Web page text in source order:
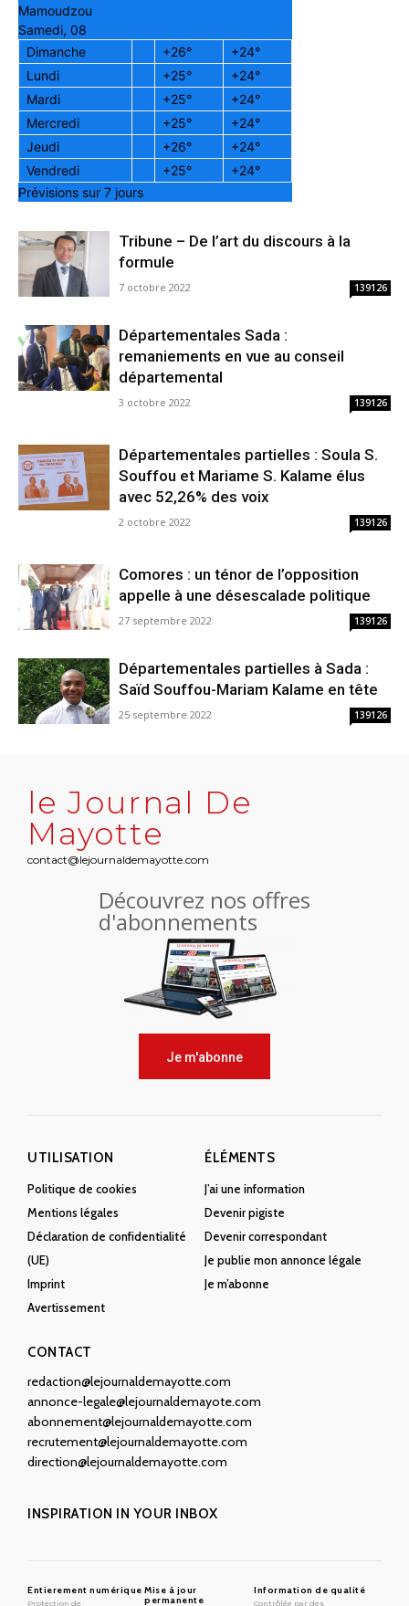
Mamoudzou
Samedi, 08
Dimanche
+26° +24°
Lundi
+25° +24°
Mardi
+25° +24°
Mercredi
+25° +24°
Jeudi
+26° +24°
Vendredi
+25° +24°
Prévisions sur 7 jours
Tribune – De l’art du discours à la
formule
7 octobre 2022 139126
Départementales Sada :
remaniements en vue au conseil
départemental
3 octobre 2022 139126
Départementales partielles : Soula S.
Souffou et Mariame S. Kalame élus
avec 52,26% des voix
2 octobre 2022 139126
Comores : un ténor de l’opposition
appelle à une désescalade politique
27 septembre 2022 139126
Départementales partielles à Sada :
Saïd Souffou-Mariam Kalame en tête
25 septembre 2022 139126
le Journal De
Mayotte
contact@lejournaldemayotte.com
Découvrez nos offres
d'abonnements
Je m'abonne
UTILISATION
Politique de cookies
Mentions légales
Déclaration de confidentialité
(UE)
Imprint
Avertissement
ÉLÉMENTS
J’ai une information
Devenir pigiste
Devenir correspondant
Je publie mon annonce légale
Je m’abonne
CONTACT
redaction@lejournaldemayotte.com
annonce-legale@lejournaldemayote.com
abonnement@lejournaldemayotte.com
recrutement@lejournaldemayotte.com
direction@lejournaldemayotte.com
INSPIRATION IN YOUR INBOX
Entierement numérique
Protection de
Mise à jour
permanente
Information de qualité
Contrôlée par des